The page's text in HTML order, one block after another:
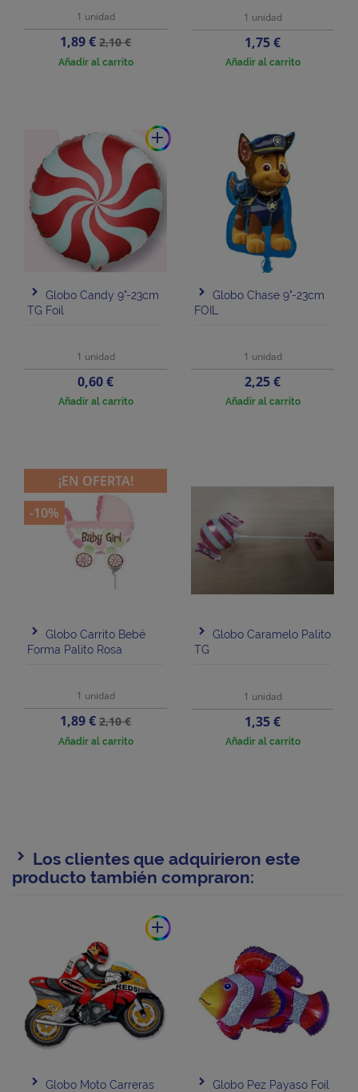
1 unidad
Precio
1,89 €Precio
base
2,10 €
Añadir al carrito
1 unidad
Precio
1,75 €
Añadir al carrito
add
Globo Candy 9"-23cm
TG Foil
1 unidad
Precio
0,60 €
Añadir al carrito
Globo Chase 9"-23cm
FOIL
1 unidad
Precio
2,25 €
Añadir al carrito
Globo Carrito Bebé
Forma Palito Rosa
1 unidad
Precio
1,89 €Precio
base
2,10 €
Añadir al carrito
¡EN OFERTA!
-10%
Globo Caramelo Palito
TG
1 unidad
Precio
1,35 €
Añadir al carrito
Los clientes que adquirieron este
producto también compraron:
add
Globo Moto Carreras
Globo Pez Payaso Foil